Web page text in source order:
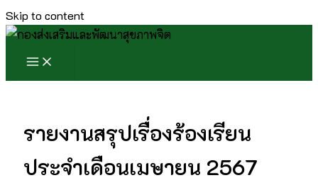
Skip to content
รายงานสรุปเรื่องร้องเรียน
ประจำเดือนเมษายน 2567